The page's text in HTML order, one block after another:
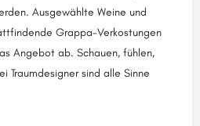
Ausgewählte Weine und
Grappa-Verkostungen
Angebot ab. Schauen, fühlen,
Traumdesigner sind alle Sinne